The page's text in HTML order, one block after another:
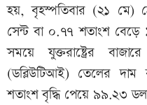
হয়, বৃহস্পতিবার (২১ মে)
সেন্ট বা ০.৭৭ শতাংশ
সময়ে যুক্তরাষ্ট্রের
(ডব্লিউটিআই) তেলের দাম
শতাংশ বৃদ্ধি পেয়ে ৯৯.২৩